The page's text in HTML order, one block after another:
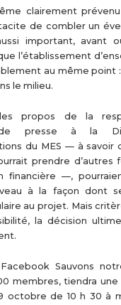
clairement
de combler un
important, avant
l’établissement
au même point
le milieu.
propos de la
de presse à la
du MES — à savoir
prendre d’autres
financière —,
à la façon dont
au projet. Mais
la décision
Sauvons
membres, tiendra une
octobre de 10 h 30 à